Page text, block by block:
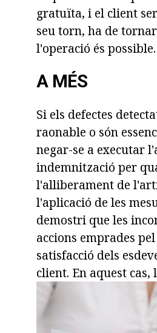
gratuïta, i el client
seu torn, ha de
l'operació és possible.
A MÉS
Si els defectes
raonable o són
negar-se a executar
indemnització per
l'alliberament de
l'aplicació de les
demostri que les
accions emprades
satisfacció dels
client. En aquest